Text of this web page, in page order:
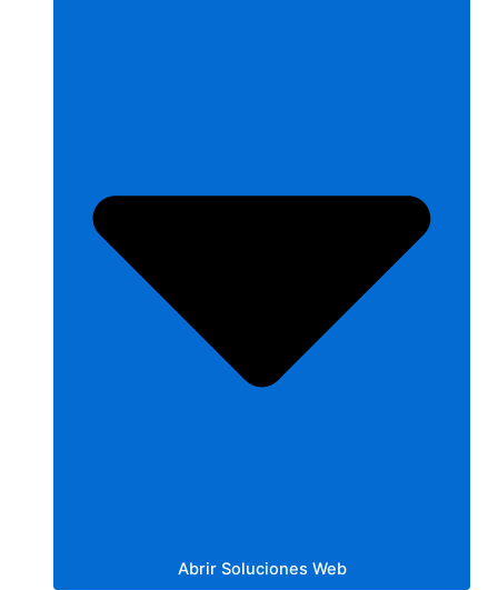
Abrir Soluciones Web